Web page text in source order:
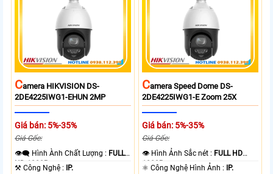
CAmera HIKVISION DS-
2DE4225IWG1-EHUN 2MP
Giá bán: 5%-35%
Giá Gốc:
👁️‍🗨 Hình Ành Chất Lượng : FULL
HD 1080P .
⚒ Công Nghệ :
IP.
CAmera Speed Dome DS-
2DE4225IWG1-E Zoom 25X
Giá bán: 5%-35%
Giá Gốc:
👁 Hình Ảnh Sắc nét : FULL HD
1080P .
⚛️ Công Nghệ Hình Ảnh :
IP.